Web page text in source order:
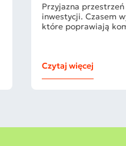
Przyjazna
inwestycji. Czasem
które poprawiają
Czytaj więcej